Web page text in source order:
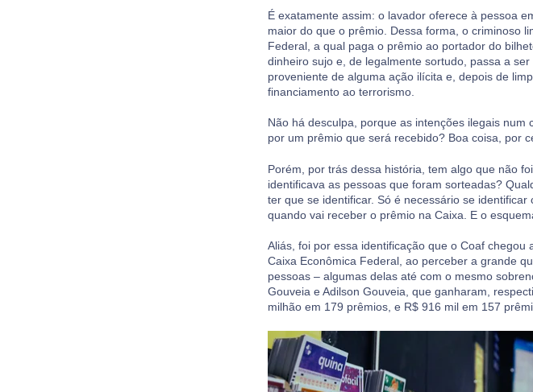
É exatamente assim: o lavador oferece à pessoa
maior do que o prêmio. Dessa forma, o criminoso
Federal, a qual paga o prêmio ao portador do
dinheiro sujo e, de legalmente sortudo, passa a
proveniente de alguma ação ilícita e, depois de
financiamento ao terrorismo.
Não há desculpa, porque as intenções ilegais
por um prêmio que será recebido? Boa coisa, por
Porém, por trás dessa história, tem algo que não
identificava as pessoas que foram sorteadas?
ter que se identificar. Só é necessário se
quando vai receber o prêmio na Caixa. E o
Aliás, foi por essa identificação que o Coaf
Caixa Econômica Federal, ao perceber a grande
pessoas – algumas delas até com o mesmo
Gouveia e Adilson Gouveia, que ganharam,
milhão em 179 prêmios, e R$ 916 mil em 157